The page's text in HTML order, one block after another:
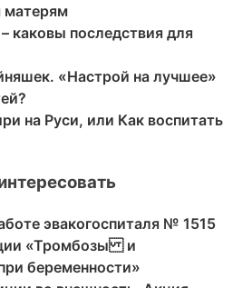
матерям
каковы последствия для
«Настрой на лучшее»
на Руси, или Как воспитать
эвакогоспиталя № 1515
«Тромбозы и
беременности»